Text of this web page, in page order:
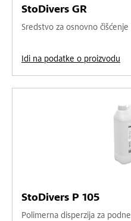
StoDivers GR
Sredstvo za osnovno
Idi na podatke o proizvodu
StoDivers P 105
Polimerna disperzija za